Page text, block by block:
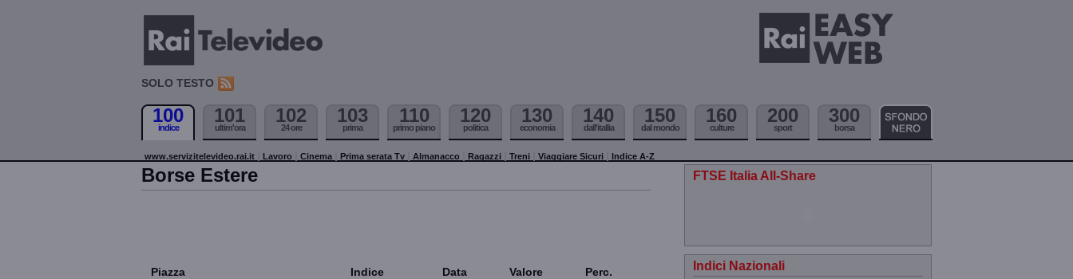
SOLO TESTO
100
indice
101
ultim'ora
102
24 ore
103
prima
110
primo piano
120
politica
130
economia
140
dall'itallia
150
dal mondo
160
culture
200
sport
300
borsa
www.servizitelevideo.rai.it Lavoro Cinema Prima serata Tv Almanacco Ragazzi Treni Viaggiare Sicuri Indice A-Z
Borse Estere
Piazza Indice Data Valore Perc.
FTSE Italia All-Share
Indici Nazionali